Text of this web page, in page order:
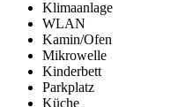
Klimaanlage
WLAN
Kamin/Ofen
Mikrowelle
Kinderbett
Parkplatz
Küche